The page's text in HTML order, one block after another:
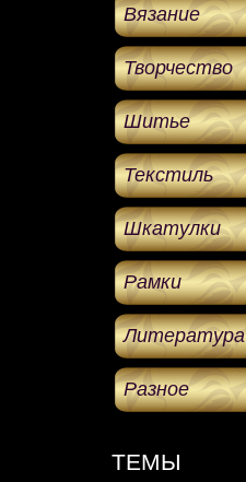
Вязание
Творчество
Шитье
Текстиль
Шкатулки
Рамки
Литература
Разное
ТЕМЫ